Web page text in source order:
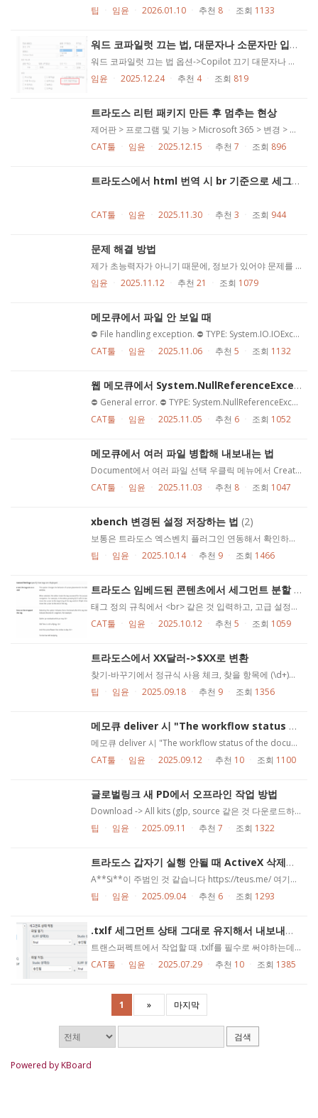
팁
임윤 2026.01.10 추천 8 조회 1133
워드 코파일럿 끄는 법, 대문자나 소문자만 입력될 때
워드 코파일럿 끄는 법 옵션->Copilot 끄기 대문자나 소문자만 입력될 때 Ctrl+Shift+K(모두 소문자 토글) Ctrl+Shift+A(모두 대문자 토글) 그래도 안 되면 글꼴 리본에서 모두 대문자로 해제 이딴 해괴한 설정은 대체...
임윤
2025.12.24 추천 4 조회 819
트라도스 리턴 패키지 만든 후 멈추는 현상
제어판 > 프로그램 및 기능 > Microsoft 365 > 변경 > 빠른 복구 먼저, 안되면 온라인 복구 리턴패키지 몇십 개를 납품해야 하는데 만들 때마다 트라도스가 멈춰서 제 뇌도 멈출 뻔... https://community.rws.com/product-groups/trados-portfolio/f/licensing/56709/issues-with-create-return-package-after-updating-the-new-version-trados-24
CAT툴
임윤 2025.12.15 추천 7 조회 896
트라도스에서 html 번역 시 br 기준으로 세그먼트 줄바꿈
CAT툴 임윤 2025.11.30 추천 3 조회 944
문제 해결 방법
제가 초능력자가 아니기 때문에, 정보가 있어야 문제를 해결할 수 있음 문제해결은, 가설 -> 검증의 연속임 이쪽 용어로는 삽질이라고도 함 문제가 있는 분이 있었고, https://rebtion.net/qna/?uid=12581&mod=document&pageid=1 1) 전체 화면 스크린샷, 2) 영상 캡처를 요청하였으나 거부 당함... (이유는 모름) "짐작 가는 바"가 있으니 다시 달라고 함, 전체 화면 내지는 영상이 필요하다고 말한 이유는 다음과 같음 .txlf, .sdlxliff, .mqxliff, 좌우간 .xliff 붙은 것들은 사실 텍스트 파일로, 메모장으로 열어 편집할 수 있음. exe같은 실행 파일이 아님 열어보면 그 안은 이렇게 생김 복잡해 보이지만, 별 것은 아니고, 안에 세그먼트 정보가 담겨 있음 트라도스로 이전하면서 특정 세그먼트 정보가 사라지는 듯했음 이 경우, .txlf 파일을 받아 세그먼트 정보와 화면상의 세그먼트 상태를 대조해 보면서 달라지는 정보를 파악하려 생각했음. 비슷한 작업을 예전에도 한 적이 있음. https://rebtion.net/qna/?mod=document&pageid=1&uid=11894 전혀 달라 보이지만, .txlf를 뜯어봤다는 점에서 비슷한 일임. *참고로 이 문제를 해결하려고 이메일이 16번 오갔으며 질문하신 분은 중간에 내 실수로 오류가 발생했음에도 불구하고 아주 협조적이셨음 이 경우에는, 문제가 있는 특정 세그먼트 정보를 파악하고, 그 정보만 "올바른" 상태로 변경하면 될 것 같았음. 이 과정에서 일일히 이 화면을 달라, 저 화면을 달라 하느니 영상을 제공해 달라고 하는 편이 나을 것 같았음. 그러나 '감정 소모'가 크다며 영상 제공을 거절당하였으며, '짐작 가는 바'를 알려달라는 요청만 받음. 이에 대한 전문은 다음과 같음 소통이 안 돼서 안 된다고 한 것인데,...
임윤
2025.11.12 추천 21 조회 1079
메모큐에서 파일 안 보일 때
⛔ File handling exception. ⛔ TYPE: System.IO.IOException MESSAGE: Access to the path '경로' is denied. SOURCE: mscorlib CALL STACK: at System.IO.Directory.DeleteHelper(String fullPath, String userPath, Boolean recursive, Boolean throwOnTopLevelDirectoryNotFound, WIN32_FIND_DATA& data) at System.IO.Directory.Delete(String fullPath, String userPath, Boolean recursive, Boolean checkHost) at Kilgray.Utils.IOHelper.DeleteDirectoryRetry(String path, Boolean recursive) at MemoQ.Project.ProjectDocument.RemoveDocument(ProjectTranslationDocumentInfo tdi) at MemoQ.Project.Synchronization.LocalCopySyncJob.removeDocsNoLongerAssigned(List`1 documentsRemoved) at MemoQ.Project.Synchronization.LocalCopySyncJob.DoJob() at MemoQ.Common.Job.JobBase.Execute(Object o, IJobDiagnosticTracker jobDiagnosticTracker) ------------------------------------------------------------------------------ ⛔ The operation has been completed with some errors. 위와 비슷한 오류가 발생하며 서버에서 파일이 안 보일 때가 있음 Document -> Synchronize -> Synchronize Project를 "여러 번" 하면 보임
CAT툴
임윤 2025.11.06 추천 5 조회 1132
웹 메모큐에서 System.NullReferenceException 오류
⛔ General error. ⛔ TYPE: System.NullReferenceException MESSAGE: Object reference not set to an instance of an object. SOURCE: MemoQ.Project CALL STACK: at MemoQ.Project.Synchronization.ServerProjectImportController.cleanupOnCancelAndError() at MemoQ.Project.Synchronization.ServerProjectImportController.DoJob() at MemoQ.Common.Job.JobBase.Execute(Object o, IJobDiagnosticTracker jobDiagnosticTracker) ------------------------------------------------------------------------------ ⛔ The operation has been completed with some errors. 웹에서 액세스 시도하지 말고, 메모큐에 서버/아이디/비밀번호 입력한 다음에 접속
CAT툴
임윤 2025.11.05 추천 6 조회 1052
메모큐에서 여러 파일 병합해 내보내는 법
Document에서 여러 파일 선택 우클릭 메뉴에서 Create view 연 다음, mqxliff로 Export
CAT툴
임윤 2025.11.03 추천 8 조회 1047
xbench 변경된 설정 저장하는 법 (2)
보통은 트라도스 엑스벤치 플러그인 연동해서 확인하는데, 의도한 바인지 모르지만 트라도스 프로젝트에 tb가 여러 개 들어가 있어도, 1개만 엑스벤치에 잡힙니다 이걸 포함해서 여러 설정을 변경할 수 있습니다 이유는 모르지만 원본 내용을 변경하고 reload, refresh를 해도 잘 반영되지 않는데 이 경우 트라도스 엑스벤치 플러그인을 다시 누르면 대부분 해결되지만 기존 설정이 사라집니다 Project > Save as로 xbp를 바탕화면에 저장하고(찾기 귀찮으니까...) 다시 실행하면 됩니다 다른 해결법 아시는 분은 덧글 남겨 주십시오
팁
임윤 2025.10.14 추천 9 조회 1466
트라도스 임베드된 콘텐츠에서 세그먼트 분할 처리 안될 때(트라도스 가이드 오류 정정)
태그 정의 규칙에서 <br> 같은 것 입력하고, 고급 설정에서, 설정 이렇게 하면 <br> 기준으로 세그먼트 분할 처리가 되어야 ... 함 그런데 이게 안될 때가 있음(원인은 모름) 해당 설정 순위를 최상단으로 올리면 갑자기 먹힙니다 참고로 이 내용 트라도스 가이드에 설명 잘못되어서 정정함 https://docs.rws.com/en-US/trados-studio-2024-1145319/configuring-settings-for-the-legacy-embedded-content-processor-554604 "공식 도움말"을 참조했는데, 공식 도움말 설명이 잘못된 것을 어찌하리오, 나름대로 변명을 해 봅니다 ....
CAT툴
임윤 2025.10.12 추천 5 조회 1059
트라도스에서 XX달러->$XX로 변환
찾기-바꾸기에서 정규식 사용 체크, 찾을 항목에 (\d+)달러 바꿀 항목에 $$$1 $를 이스케이프하는 방법이 $$이었음... 응용, 유로 같은 것은 쉬움 (\d+)유로 €$1
팁
임윤 2025.09.18 추천 9 조회 1356
메모큐 deliver 시 "The workflow status of the document you are trying to deliver is different from your role"
메모큐 deliver 시 "The workflow status of the document you are trying to deliver is different from your role" 오류가 발생하는 일이 있습니다. 오류는 크게 두 가지, 1. 내탓 2. 니탓이 있는데요 이 오류는 웬만하면 2. 니탓(번역회사 탓)입니다 번역회사에서 부여받은 ID 자체에 '번역가 이름'이 없고, rebtrans처럼 번역가/리뷰어를 암시하는 역할인 경우 이 오류를 볼 수 있습니다 원래대로라면 번역가별로 ID를 할당하고, 그 ID에 PM이 번역가/리뷰어 역할을 할당해 주어야 하는데 ID별로 돈을 내야 하기 때문에 예산 문제로 ID를 돌려가며 쓰는 것입니다 이 경우 이런 오류가 발생합니다 그렇지 않고, 번역회사가 좀 보안을 중시하고 돈이 많은 경우 김사장 번역가에게 ksajang처럼 개별 ID를 할당한 다음, 특정 프로젝트에는 번역, 다른 프로젝트에는 리뷰를 할당하는 것이 사실 맞습니다 이 경우에도 deliver 시 오류가 발생한다면, 번역회사가 ID 역할을 잘못 할당한 것입니다 "주어진 작업만 다 했다면" 걱정하실 필요는 없고, 그냥 deliver 시 워크플로우 역할 오류가 발생한다 정도만 알려주시면 문제 없습니다
CAT툴
임윤 2025.09.12 추천 10 조회 1100
글로벌링크 새 PD에서 오프라인 작업 방법
Download -> All kits (glp, source 같은 것 다운로드하면 나중에 업로드에서 인식을 못함...) 파일 내부 ko-kr > Translation 폴더에서 .txlf만 작업 Manage -> upload로 업로드
팁
임윤 2025.09.11 추천 7 조회 1322
트라도스 갑자기 실행 안될 때 ActiveX 삭제하세요
A**Si**이 주범인 것 같습니다 https://teus.me/ 여기서 구라제거기 다운로드 하셔서 사용하시면 됩니다
팁
임윤 2025.09.04 추천 6 조회 1293
.txlf 세그먼트 상태 그대로 유지해서 내보내야 할 때
트랜스퍼펙트에서 작업할 때 .txlf를 필수로 써야하는데요 세그먼트 매치 상태를 들여올 때/내보낼 때 그대로 유지해야 할 때가 있습니다 설정 이렇게 하면 됩니다
CAT툴
임윤 2025.07.29 추천 10 조회 1385
1 » 마지막
검색
Powered by KBoard